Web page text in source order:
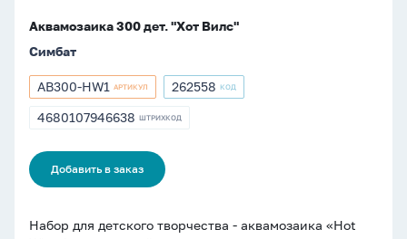
Аквамозаика 300 дет. "Хот Вилс"
Симбат
Артикул
AB300-
AB300-HW1 АРТИКУЛ
Артикул
262558
262558 КОД
ШТРИХКОД
4680107946638 ШТРИХКОД
Добавить в заказ
Набор для детского творчества - аквамозаика «Hot